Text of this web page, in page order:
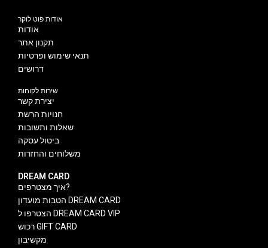
אודות פוט לוקר
אודות
תקנון אתר
תנאי שימוש ופרטיות
דרושים
שירות לקוחות
יצירת קשר
חנויות הרשת
שאלות ותשובות
ביטול עסקה
משלוחים והחזרות
DREAM CARD
איך מצטרפים?
הטבות מועדון DREAM CARD
הצטרפו ל DREAM CARD VIP
רכוש GIFT CARD
מקשיבון